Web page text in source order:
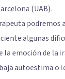
(UAB).
podremos
algunas
la emoción de la
autoestima o